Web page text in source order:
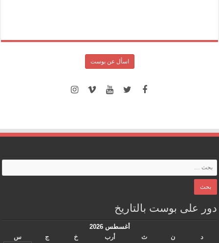
اسأل عن بوست
دور على بوست بالتاريخ
أغسطس 2026
د
ن ث أرب خ ج
س